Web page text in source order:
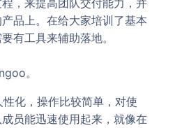
品上。在给大家培训了基本
有工具来辅助落地。
。
化，操作比较简单，对使
员能迅速使用起来，就像在